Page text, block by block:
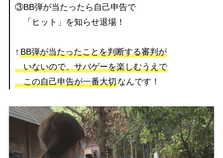
③BB弾が当たったら自己申告で
「ヒット」を知らせ退場！
↑ BB弾が当たったことを判断する審判が
いないので、サバゲーを楽しむうえで
この自己申告が一番大切なんです！